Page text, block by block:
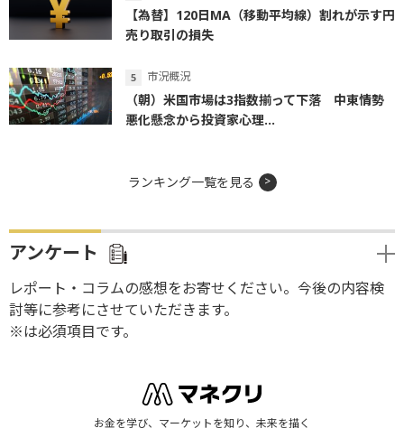
【為替】120日MA（移動平均線）割れが示す円
売り取引の損失
市況概況
（朝）米国市場は3指数揃って下落 中東情勢
悪化懸念から投資家心理...
ランキング一覧を見る
アンケート
レポート・コラムの感想をお寄せください。今後の内容検
討等に参考にさせていただきます。
※は必須項目です。
お金を学び、マーケットを知り、未来を描く